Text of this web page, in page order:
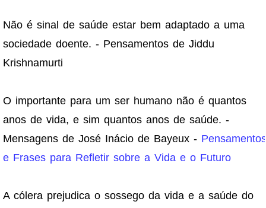
Não é sinal de saúde estar bem adaptado a uma
sociedade doente. - Pensamentos de Jiddu
Krishnamurti
O importante para um ser humano não é quantos
anos de vida, e sim quantos anos de saúde. -
Mensagens de José Inácio de Bayeux - Pensamentos
e Frases para Refletir sobre a Vida e o Futuro
A cólera prejudica o sossego da vida e a saúde do